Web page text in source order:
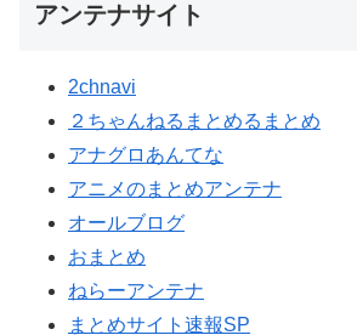
アンテナサイト
2chnavi
２ちゃんねるまとめるまとめ
アナグロあんてな
アニメのまとめアンテナ
オールブログ
おまとめ
ねらーアンテナ
まとめサイト速報SP